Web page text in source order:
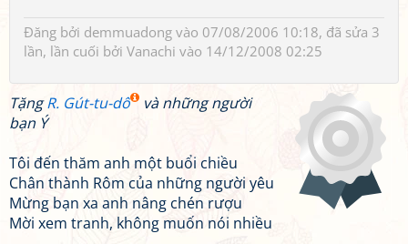
Đăng bởi demmuadong vào 07/08/2006 10:18, đã sửa 3
lần, lần cuối bởi Vanachi vào 14/12/2008 02:25
TặngR. Gút-tu-dô
và những người
bạn Ý
Tôi đến thăm anh một buổi chiều
Chân thành Rôm của những người yêu
Mừng bạn xa anh nâng chén rượu
Mời xem tranh, không muốn nói nhiều